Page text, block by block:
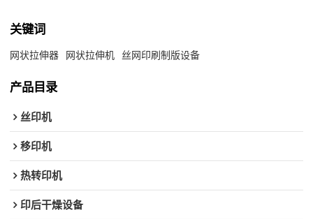
关键词
网状拉伸器 网状拉伸机 丝网印刷制版设备
产品目录
丝印机
移印机
热转印机
印后干燥设备